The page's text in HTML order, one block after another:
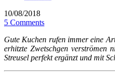
10/08/2018
5 Comments
Gute Kuchen rufen immer eine
erhitzte Zwetschgen verströmen
Streusel perfekt ergänzt und mit